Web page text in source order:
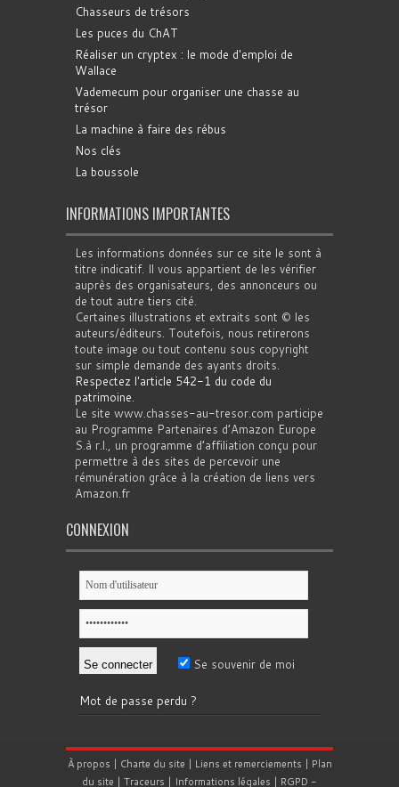
Chasseurs de trésors
Les puces du ChAT
Réaliser un cryptex : le mode d'emploi de
Wallace
Vademecum pour organiser une chasse au
trésor
La machine à faire des rébus
Nos clés
La boussole
INFORMATIONS IMPORTANTES
Les informations données sur ce site le sont à
titre indicatif. Il vous appartient de les vérifier
auprès des organisateurs, des annonceurs ou
de tout autre tiers cité.
Certaines illustrations et extraits sont © les
auteurs/éditeurs. Toutefois, nous retirerons
toute image ou tout contenu sous copyright
sur simple demande des ayants droits.
Respectez l'article 542-1 du code du
patrimoine.
Le site www.chasses-au-tresor.com participe
au Programme Partenaires d’Amazon Europe
S.à r.l., un programme d’affiliation conçu pour
permettre à des sites de percevoir une
rémunération grâce à la création de liens vers
Amazon.fr
CONNEXION
Se souvenir de moi
Mot de passe perdu ?
À propos | Charte du site | Liens et remerciements | Plan
du site | Traceurs | Informations légales | RGPD -